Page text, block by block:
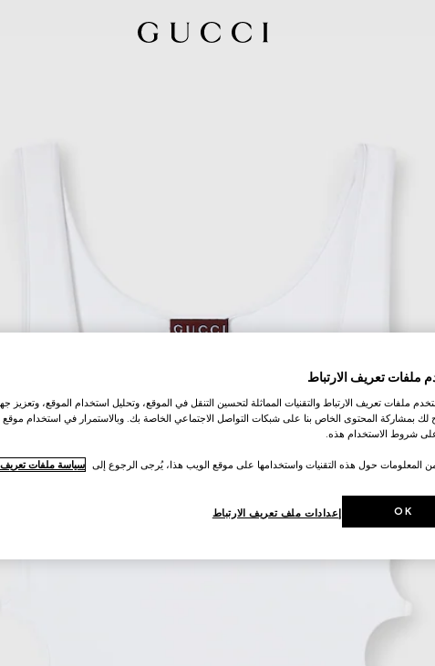
ملفات تعريف الارتباط
ملفات تعريف الارتباط والتقنيات المماثلة لتحسين التنقل في الموقع، وتحليل استخدام الموقع، وتعزيز
لك بمشاركة المحتوى الخاص بنا على شبكات التواصل الاجتماعي الخاصة بك. وبالاستمرار في استخدام موقع
شروط الاستخدام هذه.
المعلومات حول هذه التقنيات واستخدامها على موقع الويب هذا، يُرجى الرجوع إلى سياسة ملفات تعريف
إعدادات ملف تعريف الارتباط OK